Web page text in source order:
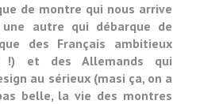
de montre qui nous arrive
autre qui débarque de
des Français ambitieux
!) et des Allemands qui
au sérieux (masi ça, on a
belle, la vie des montres